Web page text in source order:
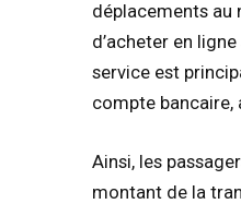
déplacements au
d’acheter en
service est
compte bancaire,
Ainsi, les
montant de la